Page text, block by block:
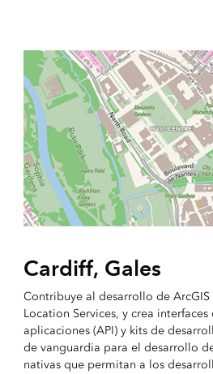
Cardiff, Gales
Contribuye al desarrollo de ArcGIS
Location Services, y crea
aplicaciones (API) y kits de
de vanguardia para el desarrollo
nativas que permitan a los